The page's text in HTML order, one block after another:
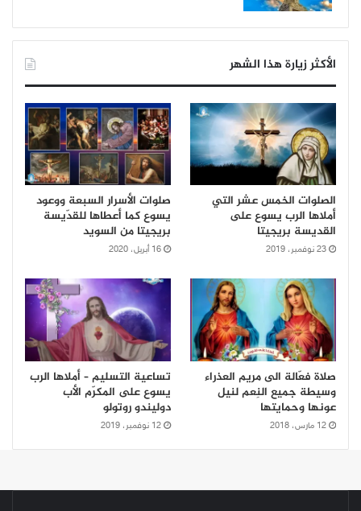
الأكثر زيارة هذا الشهر
الصلوات الخمس عشر التي
أملاها الرب يسوع على
القديسة بريجيتا
23 نوفمبر، 2019
صلوات الأسرار السبعة ووعود
يسوع كما أعطاها للقدّيسة
بريجيتا من السويد
16 أبريل، 2020
صلاة فعّالة الى مريم العذراء
وسيطة جميع النِعم لنيل
عونها وحمايتها
12 مارس، 2018
تساعية التسليم – أملاها الرب
يسوع على المكرّم الأب
دوليندو روتولو
12 نوفمبر، 2019